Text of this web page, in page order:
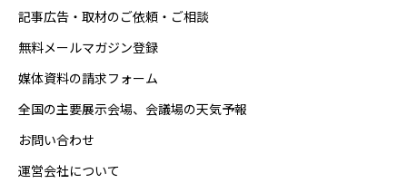
記事広告・取材のご依頼・ご相談
無料メールマガジン登録
媒体資料の請求フォーム
全国の主要展示会場、会議場の天気予報
お問い合わせ
運営会社について